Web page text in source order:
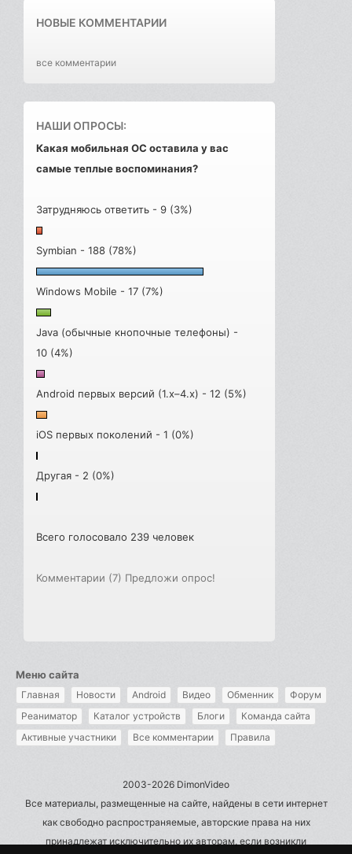
НОВЫЕ КОММЕНТАРИИ
все комментарии
НАШИ ОПРОСЫ:
Какая мобильная ОС оставила у вас
самые теплые воспоминания?
Затрудняюсь ответить - 9 (3%)
Symbian - 188 (78%)
Windows Mobile - 17 (7%)
Java (обычные кнопочные телефоны) -
10 (4%)
Android первых версий (1.x–4.x) - 12 (5%)
iOS первых поколений - 1 (0%)
Другая - 2 (0%)
Всего голосовало 239 человек
Комментарии (7) Предложи опрос!
Меню сайта
Главная Новости Android Видео Обменник
Форум
Реаниматор
Каталог устройств Блоги
Команда сайта
Активные участники
Все комментарии Правила
2003-2026 DimonVideo
Все материалы, размещенные на сайте, найдены в сети интернет
как свободно распространяемые, авторские права на них
принадлежат исключительно их авторам, если возникли